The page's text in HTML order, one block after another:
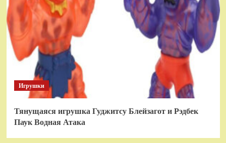
Игрушки
Тянущаяся игрушка Гуджитсу Блейзагот и Рэдбек
Паук Водная Атака